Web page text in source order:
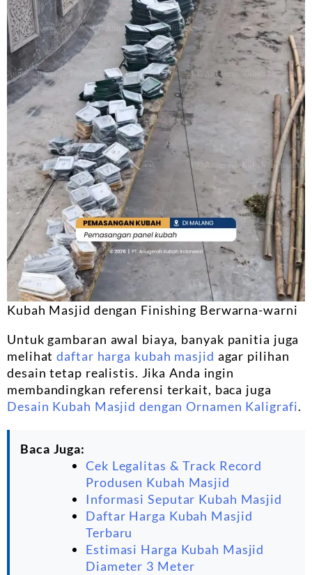
Kubah Masjid dengan Finishing Berwarna-warni
Untuk gambaran awal biaya, banyak panitia juga
melihatdaftar harga kubah masjid agar pilihan
desain tetap realistis. Jika Anda ingin
membandingkan referensi terkait, baca juga
Desain Kubah Masjid dengan Ornamen Kaligrafi.
Baca Juga:
Cek Legalitas & Track Record
Produsen Kubah Masjid
Informasi Seputar Kubah Masjid
Daftar Harga Kubah Masjid
Terbaru
Estimasi Harga Kubah Masjid
Diameter 3 Meter